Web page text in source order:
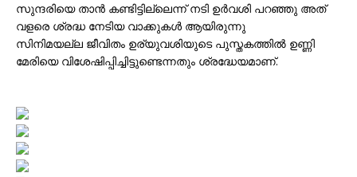
സുന്ദരിയെ താൻ കണ്ടിട്ടില്ലെന്ന് നടി ഉര്‍വശി പറഞ്ഞു അത്
വളരെ ശ്രദ്ധ നേടിയ വാക്കുകള്‍ ആയിരുന്നു
സിനിമയല്ല ജീവിതം ഉര്യു‍വശിയുടെ പുസ്തകത്തിൽ ഉണ്ണി
മേരിയെ വിശേഷിപ്പിച്ചിട്ടുണ്ടെന്നതും ശ്രദ്ധേയമാണ്.